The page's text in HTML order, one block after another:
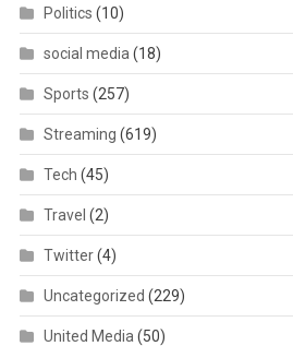
Politics (10)
social media (18)
Sports (257)
Streaming (619)
Tech (45)
Travel (2)
Twitter(4)
Uncategorized (229)
United Media (50)